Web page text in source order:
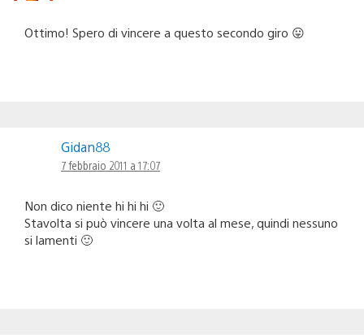
Ottimo! Spero di vincere a questo secondo giro 😛
Gidan88
7 febbraio 2011 a 17:07
Non dico niente hi hi hi 🙂
Stavolta si può vincere una volta al mese, quindi nessuno
si lamenti 🙂